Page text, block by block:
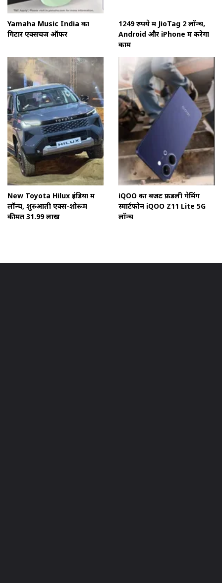
Yamaha Music India का
गिटार एक्सचेंज ऑफर
1249 रुपये में JioTag 2 लॉन्च,
Android और iPhone में करेगा
काम
New Toyota Hilux इंडिया में
लॉन्च, शुरुआती एक्स-शोरूम
कीमत ₹31.99 लाख
iQOO का बजट फ्रेंडली गेमिंग
स्मार्टफोन iQOO Z11 Lite 5G
लॉन्च